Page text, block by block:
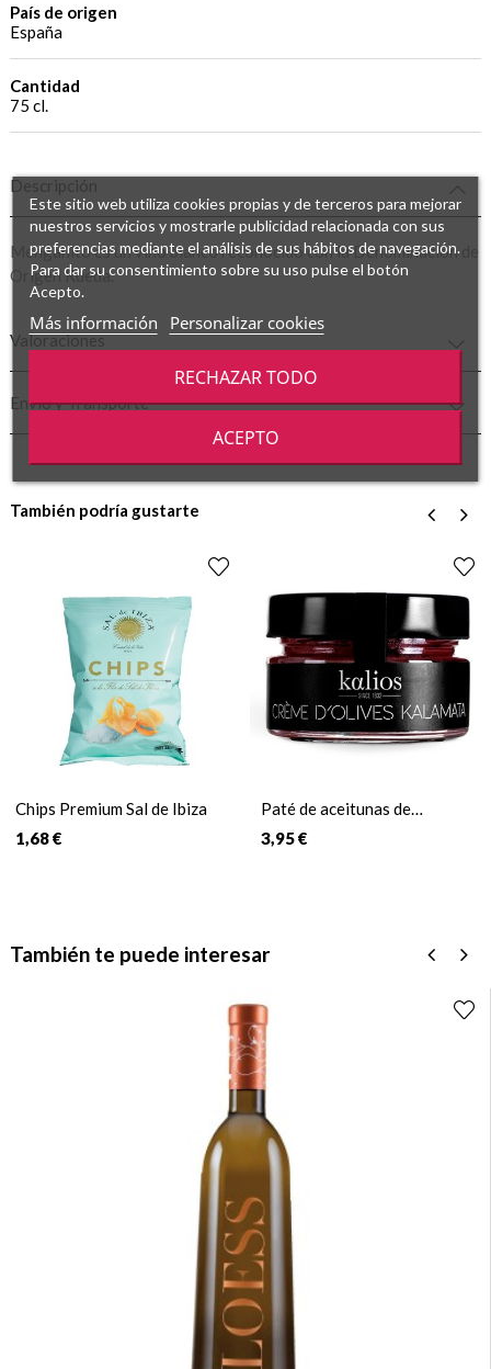
País de origen
España
Cantidad
75 cl.
Descripción
Menganito es un vino blanco reconocido con la Denominación de
Origen Rueda.
Valoraciones
Envío y Transporte
También podría gustarte
Chips Premium Sal de Ibiza
1,68 €
Paté de aceitunas de
Kalamata
3,95 €
›
También te puede interesar
›
Este sitio web utiliza cookies propias y de terceros para mejorar
nuestros servicios y mostrarle publicidad relacionada con sus
preferencias mediante el análisis de sus hábitos de navegación.
Para dar su consentimiento sobre su uso pulse el botón
Acepto.
Más información Personalizar cookies
RECHAZAR TODO
ACEPTO